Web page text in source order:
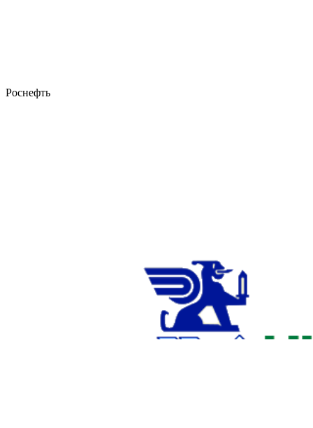
Роснефть